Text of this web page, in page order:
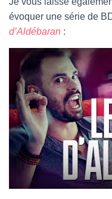
évoquer une série de
d’Aldébaran :